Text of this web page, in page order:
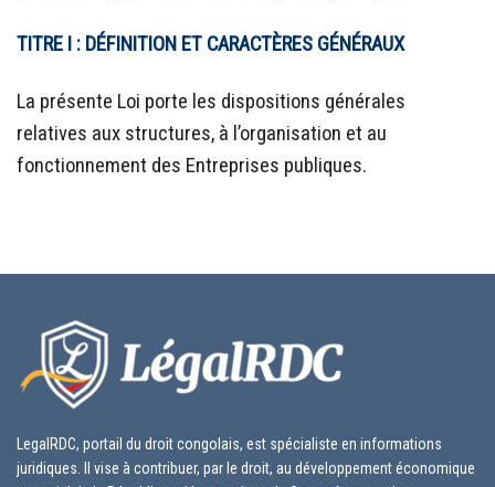
TITRE I : DÉFINITION ET CARACTÈRES GÉNÉRAUX
La présente Loi porte les dispositions générales
relatives aux structures, à l’organisation et au
fonctionnement des Entreprises publiques.
LegalRDC, portail du droit congolais, est spécialiste en informations
juridiques. Il vise à contribuer, par le droit, au développement économique